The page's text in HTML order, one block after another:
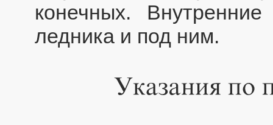
конечных.
ледника и под ним.